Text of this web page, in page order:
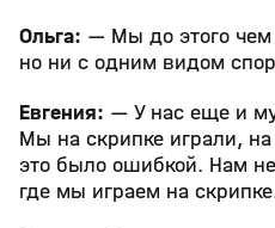
Ольга: — Мы до этого чем
но ни с одним видом
Евгения: — У нас еще и
Мы на скрипке играли,
это было ошибкой. Нам
где мы играем на